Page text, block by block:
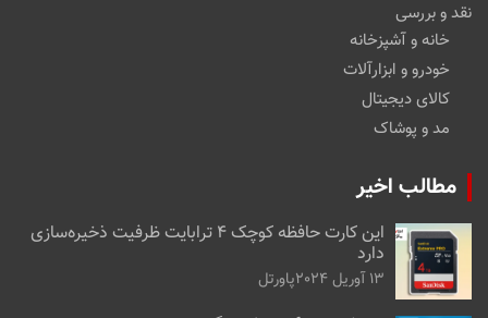
نقد و بررسی
خانه و آشپزخانه
خودرو و ابزارآلات
کالای دیجیتال
مد و پوشاک
مطالب اخیر
این کارت حافظه کوچک ۴ ترابایت ظرفیت ذخیره‌سازی
دارد
13 آوریل 2024 پاورتل